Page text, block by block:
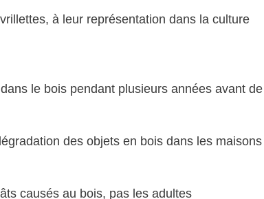
à leur représentation dans la culture
le bois pendant plusieurs années avant
des objets en bois dans les maisons
causés au bois, pas les adultes